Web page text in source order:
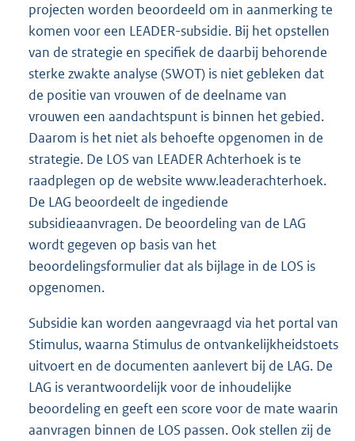
projecten worden beoordeeld om in aanmerking te
komen voor een LEADER-subsidie. Bij het opstellen
van de strategie en specifiek de daarbij behorende
sterke zwakte analyse (SWOT) is niet gebleken dat
de positie van vrouwen of de deelname van
vrouwen een aandachtspunt is binnen het gebied.
Daarom is het niet als behoefte opgenomen in de
strategie. De LOS van LEADER Achterhoek is te
raadplegen op de website www.leaderachterhoek.
De LAG beoordeelt de ingediende
subsidieaanvragen. De beoordeling van de LAG
wordt gegeven op basis van het
beoordelingsformulier dat als bijlage in de LOS is
opgenomen.
Subsidie kan worden aangevraagd via het portal van
Stimulus, waarna Stimulus de ontvankelijkheidstoets
uitvoert en de documenten aanlevert bij de LAG. De
LAG is verantwoordelijk voor de inhoudelijke
beoordeling en geeft een score voor de mate waarin
aanvragen binnen de LOS passen. Ook stellen zij de